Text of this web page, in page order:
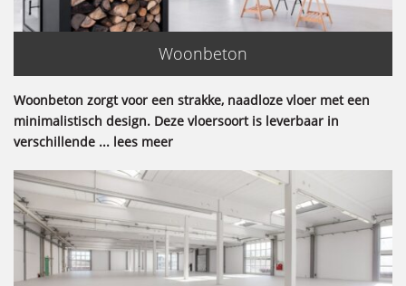
Woonbeton
Woonbeton zorgt voor een strakke, naadloze vloer met een
minimalistisch design. Deze vloersoort is leverbaar in
verschillende ... lees meer